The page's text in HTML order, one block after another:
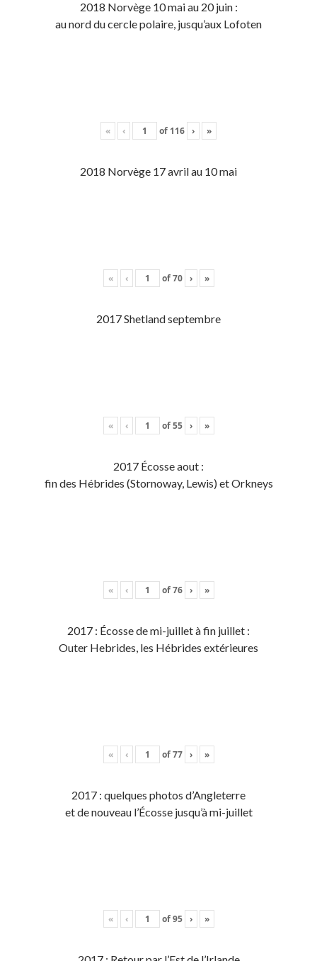
2018 Norvège 10 mai au 20 juin :
au nord du cercle polaire, jusqu’aux Lofoten
« ‹ of 116 › »
2018 Norvège 17 avril au 10 mai
« ‹ of70 › »
2017 Shetland septembre
« ‹ of55 › »
2017 Écosse aout :
fin des Hébrides (Stornoway, Lewis) et Orkneys
« ‹ of76 › »
2017 : Écosse de mi-juillet à fin juillet :
Outer Hebrides, les Hébrides extérieures
« ‹ of77 › »
2017 : quelques photos d’Angleterre
et de nouveau l’Écosse jusqu’à mi-juillet
« ‹ of95 › »